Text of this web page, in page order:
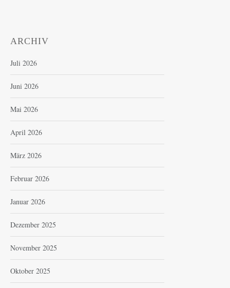
ARCHIV
Juli 2026
Juni 2026
Mai 2026
April 2026
März 2026
Februar 2026
Januar 2026
Dezember 2025
November 2025
Oktober 2025